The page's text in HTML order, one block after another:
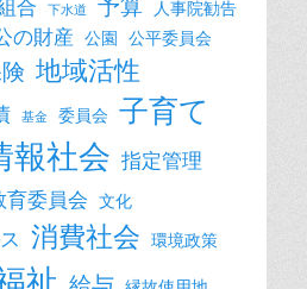
合 下水道
人事院勧告
の財産 公園 公平委員会
地域活性
基金 委員会 子育て
報社会 指定管理
育委員会 文化
消費社会 環境政策
祉